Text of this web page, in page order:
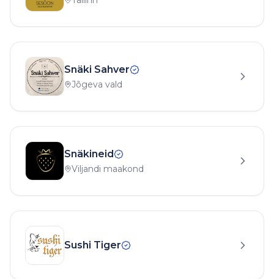
Snäki Sahver
Jõgeva vald
Snäkineid
Viljandi maakond
Sushi Tiger